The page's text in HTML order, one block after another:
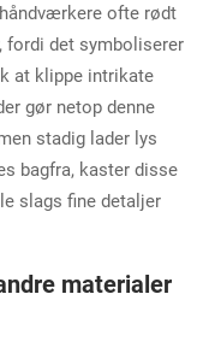
ofte rødt
fordi det symboliserer
at klippe intrikate
gør netop denne
stadig lader lys
bagfra, kaster disse
slags fine detaljer
materialer